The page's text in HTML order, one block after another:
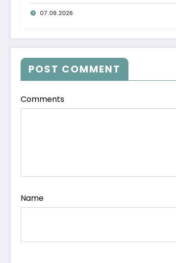
07.08.2026
POST COMMENT
Comments
Name